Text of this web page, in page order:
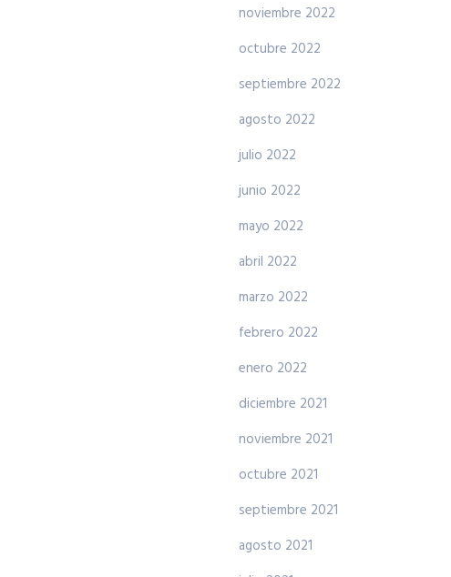
noviembre 2022
octubre 2022
septiembre 2022
agosto 2022
julio 2022
junio 2022
mayo 2022
abril 2022
marzo 2022
febrero 2022
enero 2022
diciembre 2021
noviembre 2021
octubre 2021
septiembre 2021
agosto 2021